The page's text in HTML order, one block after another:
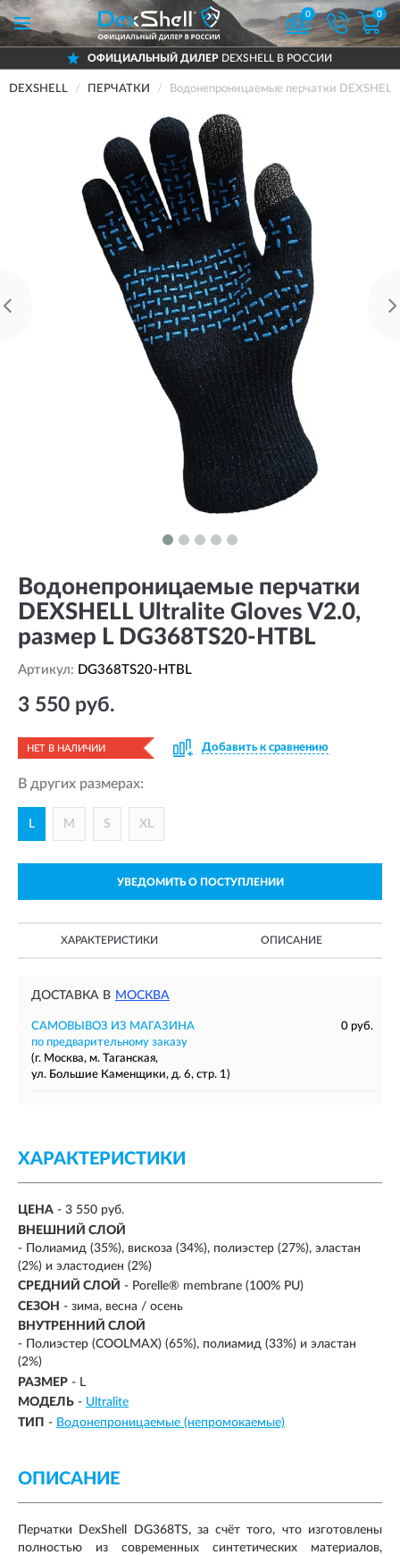
0 0
ОФИЦИАЛЬНЫЙ ДИЛЕРDEXSHELL В РОССИИ
DEXSHELL ПЕРЧАТКИ Водонепроницаемые перчатки
Водонепроницаемые перчатки
DEXSHELL Ultralite Gloves V2.0,
размер L DG368TS20-HTBL
Артикул: DG368TS20-HTBL
3 550 руб.
НЕТ В НАЛИЧИИ Добавить к сравнению
В других размерах:
L M S XL
УВЕДОМИТЬ О ПОСТУПЛЕНИИ
ХАРАКТЕРИСТИКИ ОПИСАНИЕ
ДОСТАВКА В МОСКВА
САМОВЫВОЗ ИЗ МАГАЗИНА
0 руб.
по предварительному заказу
(г. Москва, м. Таганская,
ул. Большие Каменщики, д. 6, стр. 1)
ХАРАКТЕРИСТИКИ
ЦЕНА - 3 550 руб.
ВНЕШНИЙ СЛОЙ
- Полиамид (35%), вискоза (34%), полиэстер (27%), эластан
(2%) и эластодиен (2%)
СРЕДНИЙ СЛОЙ - Porelle® membrane (100% PU)
СЕЗОН - зима, весна / осень
ВНУТРЕННИЙ СЛОЙ
-
Полиэстер (COOLMAX) (65%), полиамид (33%) и эластан
(2%)
РАЗМЕР - L
МОДЕЛЬ - Ultralite
ТИП - Водонепроницаемые (непромокаемые)
ОПИСАНИЕ
Перчатки DexShell DG368TS, за счёт того, что изготовлены
полностью из современных синтетических материалов,